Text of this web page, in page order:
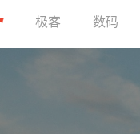
极客 数码